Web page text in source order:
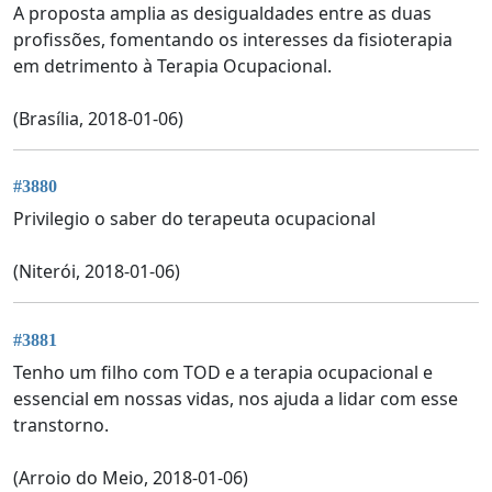
A proposta amplia as desigualdades entre as duas
profissões, fomentando os interesses da fisioterapia
em detrimento à Terapia Ocupacional.
(Brasília, 2018-01-06)
#3880
Privilegio o saber do terapeuta ocupacional
(Niterói, 2018-01-06)
#3881
Tenho um filho com TOD e a terapia ocupacional e
essencial em nossas vidas, nos ajuda a lidar com esse
transtorno.
(Arroio do Meio, 2018-01-06)